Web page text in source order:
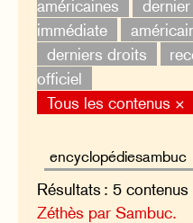
américaines
immédiate
derniers droits
officiel
Tous les contenus ×
Résultats : 5
Zéthès par Sambuc.